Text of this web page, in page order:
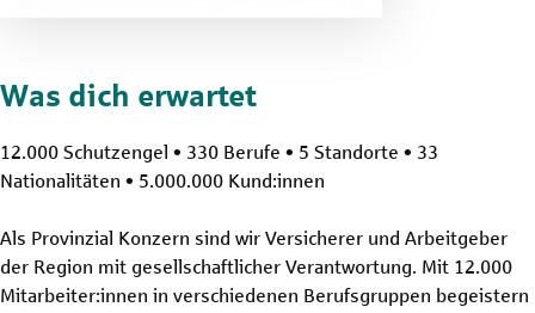
Was dich erwartet
12.000 Schutzengel • 330 Berufe • 5 Standorte • 33
Nationalitäten • 5.000.000 Kund:innen
Als Provinzial Konzern sind wir Versicherer und Arbeitgeber
der Region mit gesellschaftlicher Verantwortung. Mit 12.000
Mitarbeiter:innen in verschiedenen Berufsgruppen begeistern